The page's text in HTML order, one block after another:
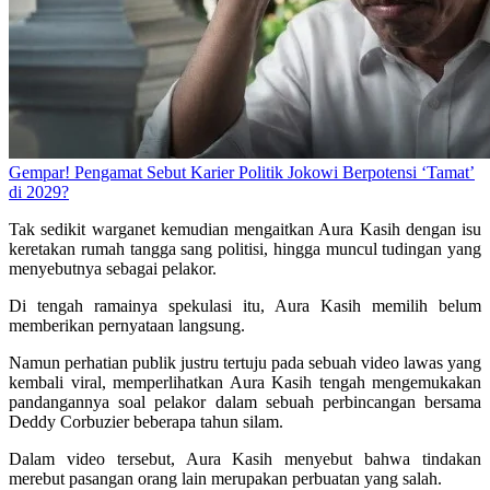
Gempar! Pengamat Sebut Karier Politik Jokowi Berpotensi ‘Tamat’
di 2029?
Tak sedikit warganet kemudian mengaitkan Aura Kasih dengan isu
keretakan rumah tangga sang politisi, hingga muncul tudingan yang
menyebutnya sebagai pelakor.
Di tengah ramainya spekulasi itu, Aura Kasih memilih belum
memberikan pernyataan langsung.
Namun perhatian publik justru tertuju pada sebuah video lawas yang
kembali viral, memperlihatkan Aura Kasih tengah mengemukakan
pandangannya soal pelakor dalam sebuah perbincangan bersama
Deddy Corbuzier beberapa tahun silam.
Dalam video tersebut, Aura Kasih menyebut bahwa tindakan
merebut pasangan orang lain merupakan perbuatan yang salah.